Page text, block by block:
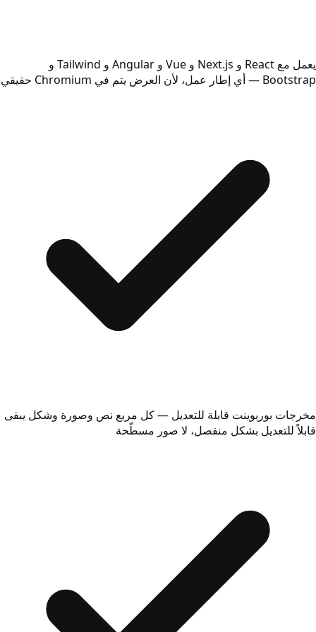
يعمل مع React و Next.js و Vue و Angular و Tailwind و
Bootstrap — أي إطار عمل، لأن العرض يتم في Chromium حقيقي
مخرجات بوربوينت قابلة للتعديل — كل مربع نص وصورة وشكل يبقى
قابلاً للتعديل بشكل منفصل، لا صور مسطّحة